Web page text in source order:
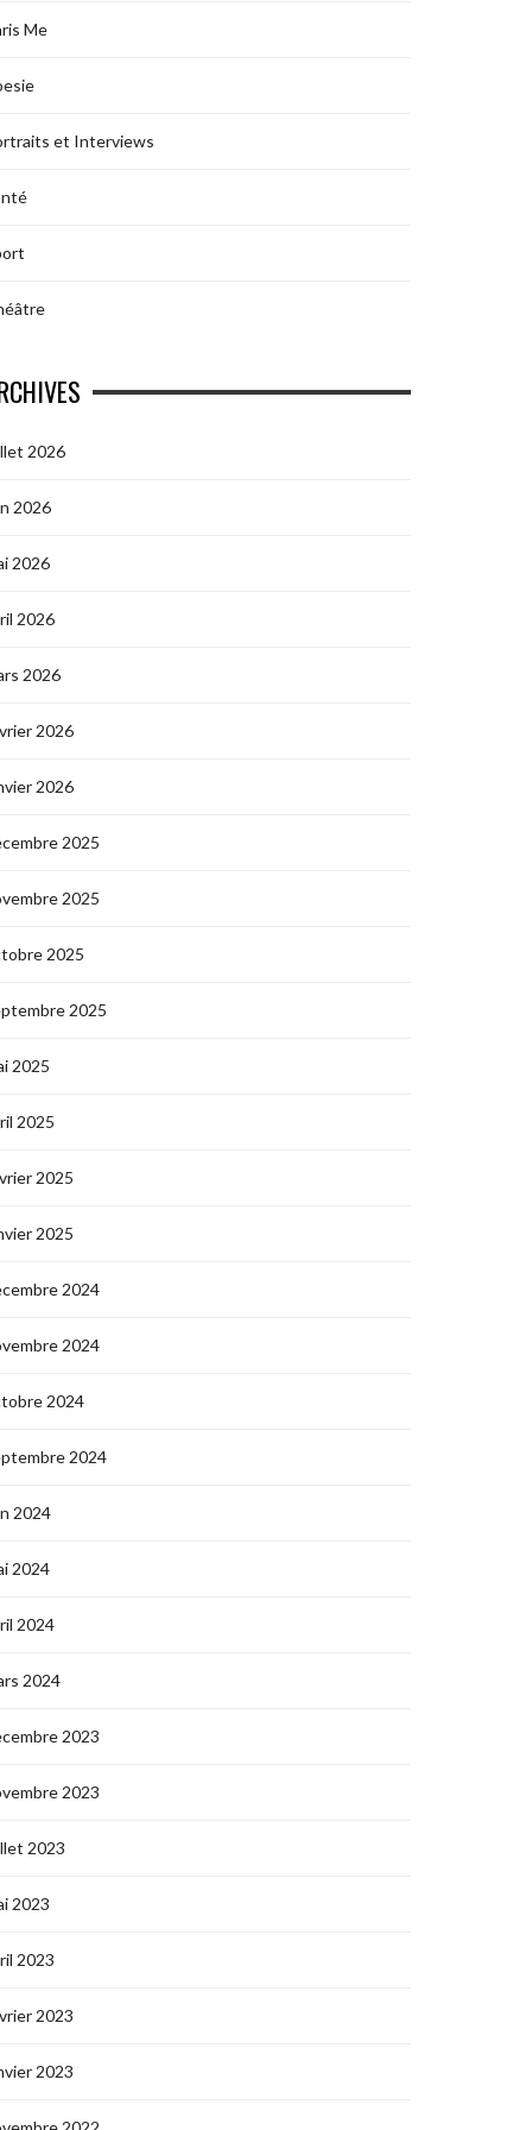
Me
et Interviews
2026
2026
2026
2026
2026
2026
2026
2025
2025
2025
2025
2025
2025
2025
2025
2024
2024
2024
2024
2024
2024
2024
2024
2023
2023
2023
2023
2023
2023
2023